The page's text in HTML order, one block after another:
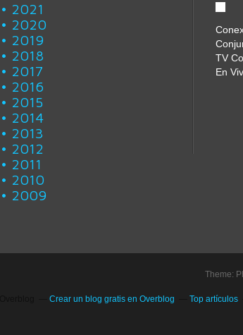
2021
2020
2019
2018
2017
2016
2015
2014
2013
2012
2011
2010
2009
TV
En
Theme:
Crear un blog gratis en Overblog Top artículos